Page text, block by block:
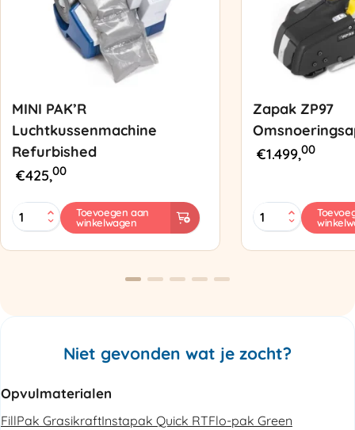
MINI PAK’R
Luchtkussenmachine
Refurbished
€425,00
MINI
PAK'R
Refurbished
Toevoegen aan
winkelwagen
Zapak ZP97
€1.499,00
Zapak
ZP97
aantal
Niet gevonden wat je zocht?
Opvulmaterialen
FillPak GrasikraftInstapak Quick RTFlo-pak Green